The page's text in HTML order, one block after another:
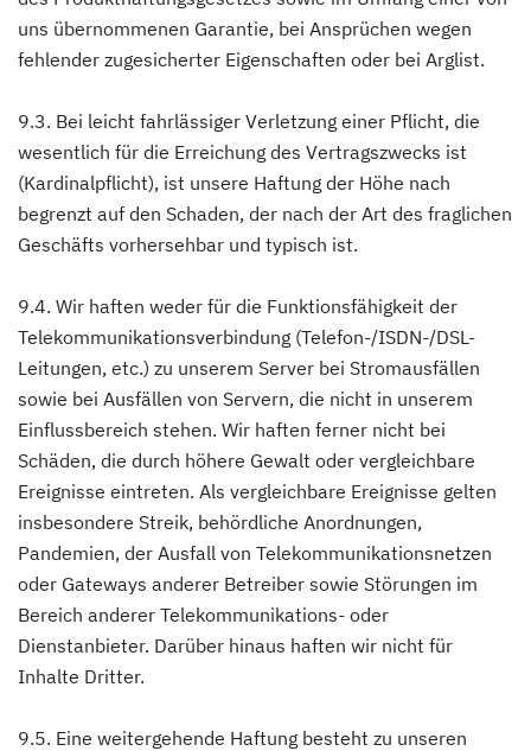
uns übernommenen Garantie, bei Ansprüchen wegen
fehlender zugesicherter Eigenschaften oder bei Arglist.
9.3. Bei leicht fahrlässiger Verletzung einer Pflicht, die
wesentlich für die Erreichung des Vertragszwecks ist
(Kardinalpflicht), ist unsere Haftung der Höhe nach
begrenzt auf den Schaden, der nach der Art des fraglichen
Geschäfts vorhersehbar und typisch ist.
9.4. Wir haften weder für die Funktionsfähigkeit der
Telekommunikationsverbindung (Telefon-/ISDN-/DSL-
Leitungen, etc.) zu unserem Server bei Stromausfällen
sowie bei Ausfällen von Servern, die nicht in unserem
Einflussbereich stehen. Wir haften ferner nicht bei
Schäden, die durch höhere Gewalt oder vergleichbare
Ereignisse eintreten. Als vergleichbare Ereignisse gelten
insbesondere Streik, behördliche Anordnungen,
Pandemien, der Ausfall von Telekommunikationsnetzen
oder Gateways anderer Betreiber sowie Störungen im
Bereich anderer Telekommunikations- oder
Dienstanbieter. Darüber hinaus haften wir nicht für
Inhalte Dritter.
9.5. Eine weitergehende Haftung besteht zu unseren